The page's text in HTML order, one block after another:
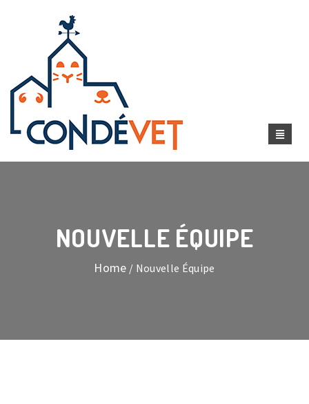
NOUVELLE ÉQUIPE
Home / Nouvelle Équipe